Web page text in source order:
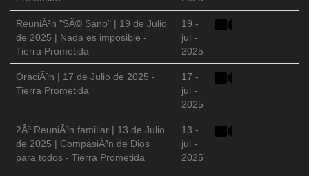
ReuniÃ³n "SÃ© Sano" | 19 de Julio
de 2025 | Nada es imposible -
Tierra Prometida
19 -
jul -
2025
OraciÃ³n | 17 de Julio de 2025 -
Tierra Prometida
17 -
jul -
2025
2Âª ReuniÃ³n familiar | 13 de Julio
de 2025 | CompasiÃ³n de Dios
para todos - Tierra Prometida
13 -
jul -
2025